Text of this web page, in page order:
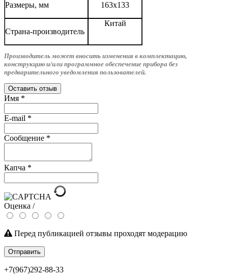
Размеры, мм 163x133
Страна-производитель
Китай
Производитель может вносить изменения в комплектацию,
конструкцию и/или программное обеспечение прибора без
предварительного уведомления пользователей.
Оставить отзыв
Имя *
E-mail *
Сообщение *
Капча *
Оценка /
Перед публикацией отзывы проходят модерацию
Отправить
+7(967)292-88-33